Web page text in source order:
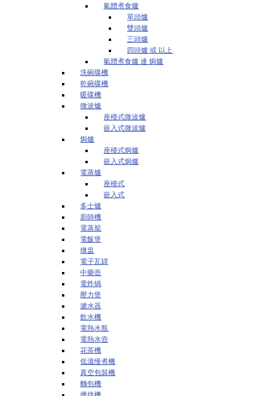
氣體煮食爐
單頭爐
雙頭爐
三頭爐
四頭爐 或 以上
氣體煮食爐 連 焗爐
洗碗碟機
乾碗碟機
暖碟機
微波爐
座檯式微波爐
嵌入式微波爐
焗爐
座檯式焗爐
嵌入式焗爐
電蒸爐
座檯式
嵌入式
多士爐
廚師機
電蒸籠
電飯煲
燉盅
電子瓦罉
中藥壺
電炸煱
壓力煲
濾水器
飲水機
電熱水瓶
電熱水壺
花茶機
低溫慢煮機
真空包裝機
麵包機
攪拌機